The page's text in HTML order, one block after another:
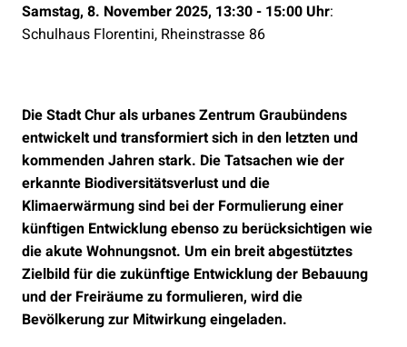
Samstag, 8. November 2025, 13:30 - 15:00 Uhr:
Schulhaus Florentini, Rheinstrasse 86
Die Stadt Chur als urbanes Zentrum Graubündens
entwickelt und transformiert sich in den letzten und
kommenden Jahren stark. Die Tatsachen wie der
erkannte Biodiversitätsverlust und die
Klimaerwärmung sind bei der Formulierung einer
künftigen Entwicklung ebenso zu berücksichtigen wie
die akute Wohnungsnot. Um ein breit abgestütztes
Zielbild für die zukünftige Entwicklung der Bebauung
und der Freiräume zu formulieren, wird die
Bevölkerung zur Mitwirkung eingeladen.